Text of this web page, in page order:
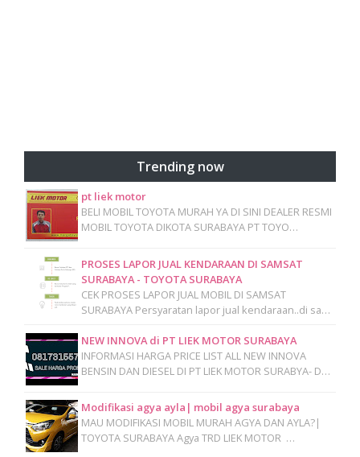
Trending now
pt liek motor
BELI MOBIL TOYOTA MURAH YA DI SINI DEALER RESMI
MOBIL TOYOTA DIKOTA SURABAYA PT TOYO…
PROSES LAPOR JUAL KENDARAAN DI SAMSAT
SURABAYA - TOYOTA SURABAYA
CEK PROSES LAPOR JUAL MOBIL DI SAMSAT
SURABAYA Persyaratan lapor jual kendaraan..di sa…
NEW INNOVA di PT LIEK MOTOR SURABAYA
INFORMASI HARGA PRICE LIST ALL NEW INNOVA
BENSIN DAN DIESEL DI PT LIEK MOTOR SURABYA- D…
Modifikasi agya ayla| mobil agya surabaya
MAU MODIFIKASI MOBIL MURAH AGYA DAN AYLA?|
TOYOTA SURABAYA Agya TRD LIEK MOTOR …